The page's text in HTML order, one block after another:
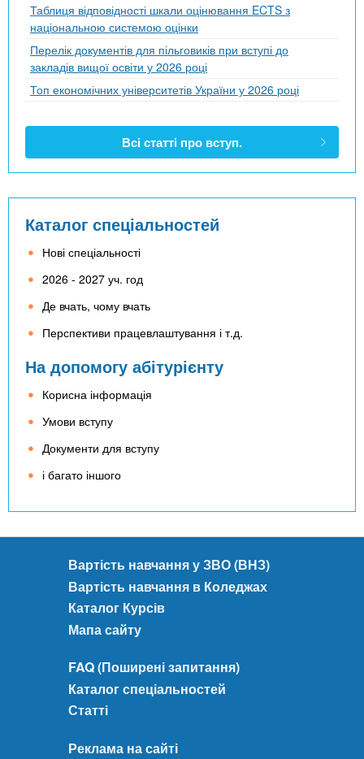
Таблиця відповідності шкали оцінювання ECTS з
національною системою оцінки
Перелік документів для пільговиків при вступі до
закладів вищої освіти у 2026 році
Топ економічних університетів України у 2026 році
Всі статті про вступ.
Каталог спеціальностей
Нові спеціальності
2026 - 2027 уч. год
Де вчать, чому вчать
Перспективи працевлаштування і т.д.
На допомогу абітурієнту
Корисна інформація
Умови вступу
Документи для вступу
і багато іншого
Вартість навчання у ЗВО (ВНЗ)
Вартість навчання в Коледжах
Каталог Курсів
Мапа сайту
FAQ (Поширені запитання)
Каталог спеціальностей
Статті
Реклама на сайті